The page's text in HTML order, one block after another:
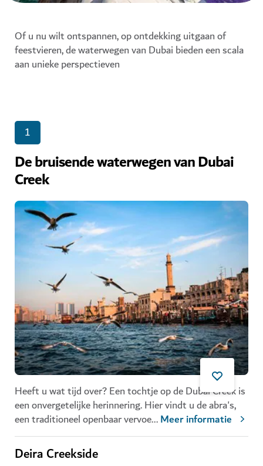
Of u nu wilt ontspannen, op ontdekking uitgaan of
feestvieren, de waterwegen van Dubai bieden een scala
aan unieke perspectieven
1
De bruisende waterwegen van Dubai
Creek
Heeft u wat tijd over? Een tochtje op de Dubai Creek is
een onvergetelijke herinnering. Hier vindt u de abra's,
een traditioneel openbaar vervoe...Meer informatie
Deira Creekside